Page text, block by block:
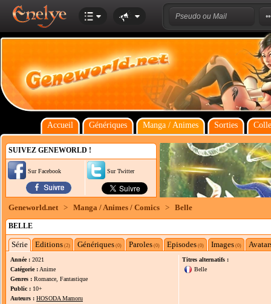
Accueil Génériques Manga / Animes Sorties
SUIVEZ GENEWORLD !
Sur Facebook Sur Twitter
Geneworld.net > Manga / Animes / Comics > Belle
BELLE
Série Editions (2) Génériques (0) Paroles (0) Episodes (0) Images (0)
Année : 2021
Catégorie : Anime
Genres : Romance, Fantastique
Public : 10+
Auteurs : HOSODA Mamoru
Titres alternatifs :
Belle